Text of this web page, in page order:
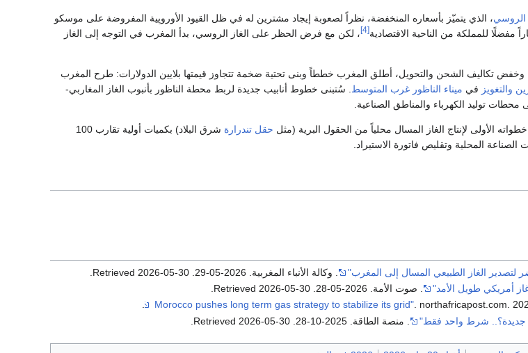
الروسي، الذي يتميّز بأسعاره المنخفضة، نظراً لصعوبة إيجاد مشترين له في ظل القيود الأوروپية المفروضة على موسكو
مفضلًا للمملكة من الناحية الاقتصادية[4]
، لكن مع فرض الحظر على الغاز الروسي، بدأ المغرب في التوجه إلى الغاز
وخفض تكاليف الشحن والتحويل، أطلق المغرب خططاً وبنى تحتية ضخمة تتجاوز قيمتها بلايين الدولارات: طرح المغرب
والتغويز في ميناء الناظور غرب المتوسط. سُتبنى خطوط أنابيب جديدة لربط محطة الناظور بأنبوب الغاز المغاربي-
محطات توليد الكهرباء والمناطق الصناعية.
الأولى لإنتاج الغاز المسال محلياً من الحقول البرية (مثل حقل تندرارة
شرق البلاد) بكميات أولية تقارب 100
لتصدير الغاز الطبيعي المسال إلى المغرب" . وكالة الأنباء المغربية. 2026-05-29 2026-05-30
أمريكي طويل الأمد" . صوت الأمة. 2026-05-28 2026-05-30
. northafricapost.com.
.
جديدة؟.. شرط واحد فقط" . منصة الطاقة. 2025-10-28 2026-05-30